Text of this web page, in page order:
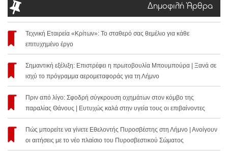
Δημοφιλή Άρθρα
Τεχνική Εταιρεία «Κρίτων»: Το σταθερό σας θεμέλιο για κάθε
επιτυχημένο έργο
Σημαντική εξέλιξη: Επιστρέφει η πρωτοβουλία Μπουμπούρα | Ξανά σε
ισχύ το πρόγραμμα αερομεταφοράς για τη Λήμνο
Πριν από λίγο: Σφοδρή σύγκρουση οχημάτων στον κόμβο της
παραλίας Θάνους | Ευτυχώς καλά στην υγεία τους οι επιβαίνοντες
Πώς μπορείτε να γίνετε Εθελοντής Πυροσβέστης στη Λήμνο | Ανοίγουν
οι αιτήσεις με το νέο πλαίσιο του Πυροσβεστικού Σώματος